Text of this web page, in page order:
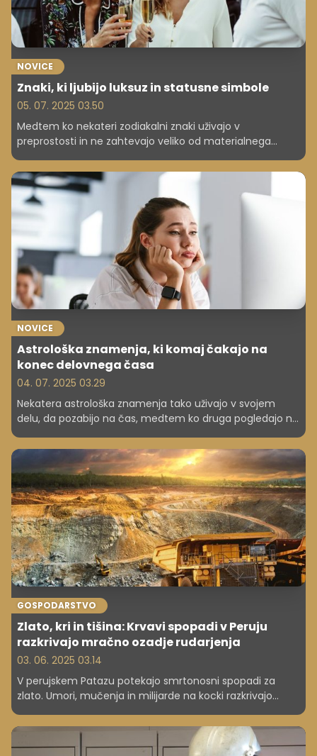
NOVICE
Znaki, ki ljubijo luksuz in statusne simbole
05. 07. 2025 03.50
Medtem ko nekateri zodiakalni znaki uživajo v
preprostosti in ne zahtevajo veliko od materialnega
prestiž in občutek posebnosti. Ta znamenja ne varčujejo
pri nakupu stvari, ki jim dajejo občutek moči, elegance in
družbenega statusa. Njihov okus je prefinjen, denarnice
pa so pogosto na stežaj odprte.
NOVICE
Astrološka znamenja, ki komaj čakajo na
konec delovnega časa
04. 07. 2025 03.29
Nekatera astrološka znamenja tako uživajo v svojem
delu, da pozabijo na čas, medtem ko druga pogledajo na
kavi s prijatelji ali tišini brez e-pošte, ta znamenja
pogosto štejejo minute do konca delovnega dne.
GOSPODARSTVO
Zlato, kri in tišina: Krvavi spopadi v Peruju
razkrivajo mračno ozadje rudarjenja
03. 06. 2025 03.14
V perujskem Patazu potekajo smrtonosni spopadi za
zlato. Umori, mučenja in milijarde na kocki razkrivajo
temno plat nezakonitega rudarjenja in vpletenost
kriminalnih združb.